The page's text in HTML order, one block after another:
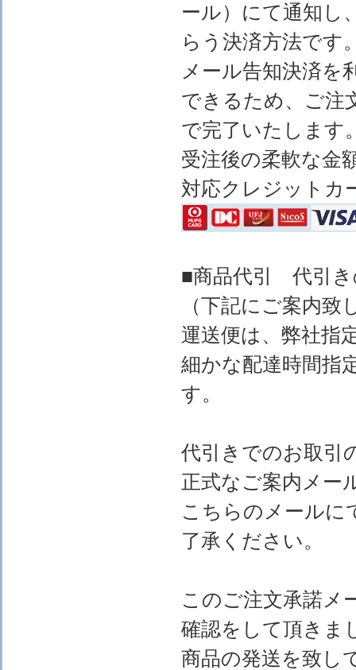
ール）にて通知し
らう決済方法です
メール告知決済を
できるため、ご注
で完了いたします
受注後の柔軟な金
対応クレジットカ
■商品代引 代引き
（下記にご案内
運送便は、弊社指
細かな配達時間指
す。
代引きでのお取引
正式なご案内メー
こちらのメールに
了承ください。
このご注文承諾メ
確認をして頂きま
商品の発送を致し